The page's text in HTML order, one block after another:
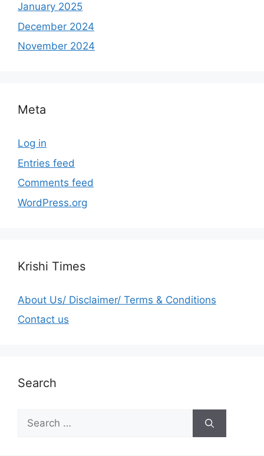
January 2025
December 2024
November 2024
Meta
Log in
Entries feed
Comments feed
WordPress.org
Krishi Times
About Us/ Disclaimer/ Terms & Conditions
Contact us
Search